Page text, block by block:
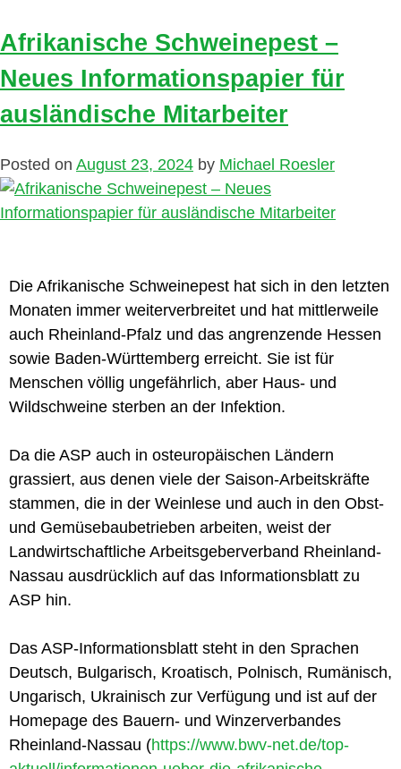
Afrikanische Schweinepest –
Neues Informationspapier für
ausländische Mitarbeiter
Posted on August 23, 2024 by Michael Roesler
Die Afrikanische Schweinepest hat sich in den letzten
Monaten immer weiterverbreitet und hat mittlerweile
auch Rheinland-Pfalz und das angrenzende Hessen
sowie Baden-Württemberg erreicht. Sie ist für
Menschen völlig ungefährlich, aber Haus- und
Wildschweine sterben an der Infektion.
Da die ASP auch in osteuropäischen Ländern
grassiert, aus denen viele der Saison-Arbeitskräfte
stammen, die in der Weinlese und auch in den Obst-
und Gemüsebaubetrieben arbeiten, weist der
Landwirtschaftliche Arbeitsgeberverband Rheinland-
Nassau ausdrücklich auf das Informationsblatt zu
ASP hin.
Das ASP-Informationsblatt steht in den Sprachen
Deutsch, Bulgarisch, Kroatisch, Polnisch, Rumänisch,
Ungarisch, Ukrainisch zur Verfügung und ist auf der
Homepage des Bauern- und Winzerverbandes
Rheinland-Nassau (https://www.bwv-net.de/top-